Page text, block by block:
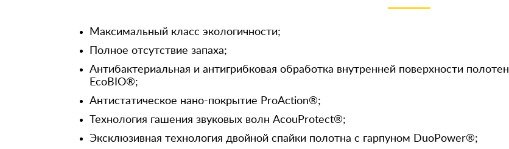
Максимальный класс экологичности;
Полное отсутствие запаха;
Антибактериальная и антигрибковая обработка внутренней поверхности полотен
EcoBIO®;
Антистатическое нано-покрытие ProAction®;
Технология гашения звуковых волн AcouProtect®;
Эксклюзивная технология двойной спайки полотна с гарпуном DuoPower®;